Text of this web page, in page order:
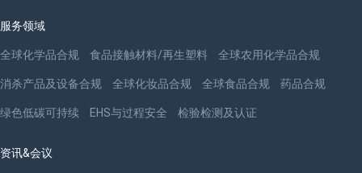
服务领域
全球化学品合规 食品接触材料/再生塑料 全球农用化学品合规
消杀产品及设备合规 全球化妆品合规 全球食品合规 药品合规
绿色低碳可持续 EHS与过程安全 检验检测及认证
资讯&会议